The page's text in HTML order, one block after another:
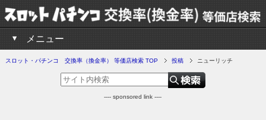
メニュー
スロット・パチンコ 交換率（換金率） 等価店検索 TOP 投稿 ニューリッチ
---- sponsored link ----